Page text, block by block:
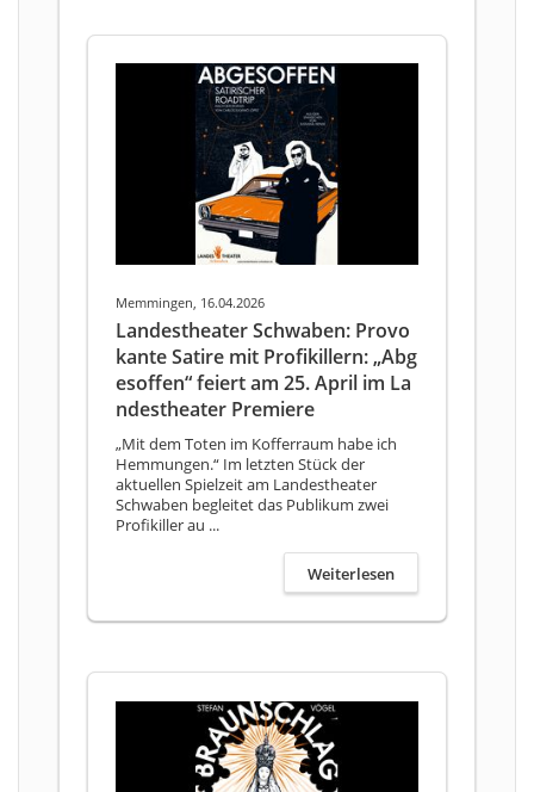
Memmingen, 16.04.2026
Landestheater Schwaben: Provo
kante Satire mit Profikillern: „Abg
esoffen“ feiert am 25. April im La
ndestheater Premiere
„Mit dem Toten im Kofferraum habe ich
Hemmungen.“ Im letzten Stück der
aktuellen Spielzeit am Landestheater
Schwaben begleitet das Publikum zwei
Profikiller au ...
Weiterlesen